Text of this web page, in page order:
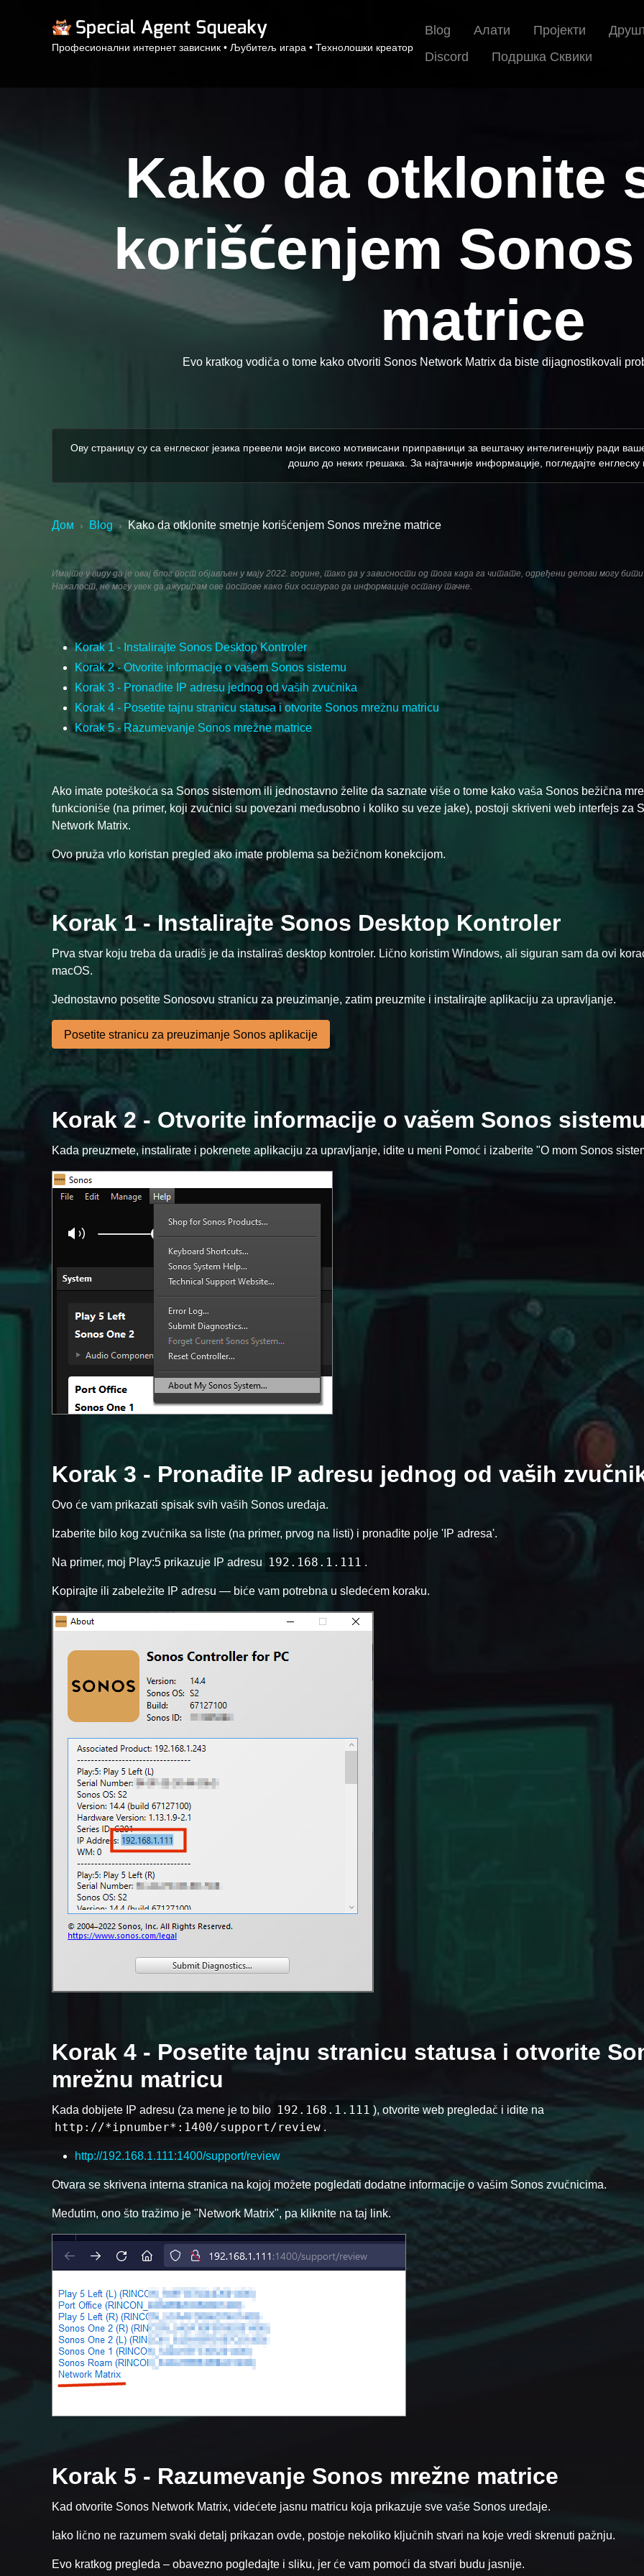
Професионални интернет зависник • Љубитељ игара • Технолошки креатор
Blog Алати Пројекти
Discord
Подршка Сквики
Kako da otklonite
korišćenjem
matrice
Evo kratkog vodiča o tome kako otvoriti Sonos Network Matrix da biste dijagnostikovali
Ову страницу су са енглеског језика превели моји високо мотивисани приправници за вештачку интелигенцију ради
дошло до неких грешака. За најтачније информације, погледајте енглеску
Дом › Blog › Kako da otklonite smetnje korišćenjem Sonos mrežne matrice
Имајте у виду да је овај блог пост објављен у мају 2022. године, тако да у зависности од тога када га читате, одређени делови могу
Нажалост, не могу увек да ажурирам ове постове како бих осигурао да информације остану тачне.
Korak 1 - Instalirajte Sonos Desktop Kontroler
Korak 2 - Otvorite informacije o vašem Sonos sistemu
Korak 3 - Pronađite IP adresu jednog od vaših zvučnika
Korak 4 - Posetite tajnu stranicu statusa i otvorite Sonos mrežnu matricu
Korak 5 - Razumevanje Sonos mrežne matrice
Ako imate poteškoća sa Sonos sistemom ili jednostavno želite da saznate više o tome kako vaša Sonos bežična
funkcioniše (na primer, koji zvučnici su povezani međusobno i koliko su veze jake), postoji skriveni web interfejs za
Network Matrix.
Ovo pruža vrlo koristan pregled ako imate problema sa bežičnom konekcijom.
Korak 1 - Instalirajte Sonos Desktop Kontroler
Prva stvar koju treba da uradiš je da instaliraš desktop kontroler. Lično koristim Windows, ali siguran sam da ovi
macOS.
Jednostavno posetite Sonosovu stranicu za preuzimanje, zatim preuzmite i instalirajte aplikaciju za upravljanje.
Posetite stranicu za preuzimanje Sonos aplikacije
Korak 2 - Otvorite informacije o vašem Sonos
Kada preuzmete, instalirate i pokrenete aplikaciju za upravljanje, idite u meni Pomoć i izaberite "O mom Sonos
Korak 3 - Pronađite IP adresu jednog od vaših
Ovo će vam prikazati spisak svih vaših Sonos uređaja.
Izaberite bilo kog zvučnika sa liste (na primer, prvog na listi) i pronađite polje 'IP adresa'.
Na primer, moj Play:5 prikazuje IP adresu 192.168.1.111 .
Kopirajte ili zabeležite IP adresu — biće vam potrebna u sledećem koraku.
Korak 4 - Posetite tajnu stranicu statusa i otvorite
mrežnu matricu
Kada dobijete IP adresu (za mene je to bilo 192.168.1.111 ), otvorite web pregledač i idite na
http://*ipnumber*:1400/support/review .
http://192.168.1.111:1400/support/review
Otvara se skrivena interna stranica na kojoj možete pogledati dodatne informacije o vašim Sonos zvučnicima.
Međutim, ono što tražimo je "Network Matrix", pa kliknite na taj link.
Korak 5 - Razumevanje Sonos mrežne matrice
Kad otvorite Sonos Network Matrix, videćete jasnu matricu koja prikazuje sve vaše Sonos uređaje.
Iako lično ne razumem svaki detalj prikazan ovde, postoje nekoliko ključnih stvari na koje vredi skrenuti pažnju.
Evo kratkog pregleda – obavezno pogledajte i sliku, jer će vam pomoći da stvari budu jasnije.